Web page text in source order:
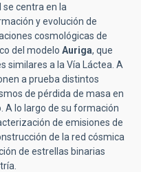
se centra en la
y evolución de
cosmológicas de
del modelo Auriga, que
similares a la Vía Láctea. A
a prueba distintos
de pérdida de masa en
A lo largo de su formación
de emisiones de
de la red cósmica
de estrellas binarias